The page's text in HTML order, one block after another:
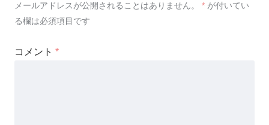
メールアドレスが公開されることはありません。 * が付いてい
る欄は必須項目です
コメント *